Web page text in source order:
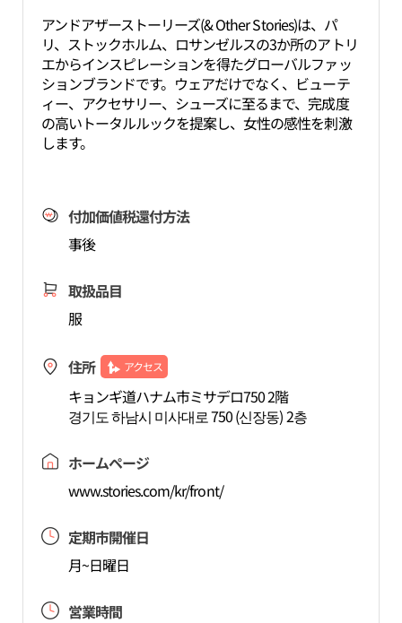
アンドアザーストーリーズ(& Other Stories)は、パ
リ、ストックホルム、ロサンゼルスの3か所のアトリ
エからインスピレーションを得たグローバルファッ
ションブランドです。ウェアだけでなく、ビューテ
ィー、アクセサリー、シューズに至るまで、完成度
の高いトータルルックを提案し、女性の感性を刺激
します。
付加価値税還付方法
事後
取扱品目
服
住所 アクセス
キョンギ道ハナム市ミサデロ750 2階
경기도 하남시 미사대로 750 (신장동) 2층
ホームページ
www.stories.com/kr/front/
定期市開催日
月~日曜日
営業時間